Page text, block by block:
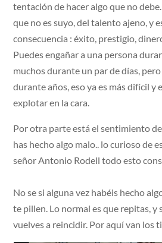
tentación de hacer algo que no
que no es suyo, del talento ajeno, y
consecuencia : éxito, prestigio,
Puedes engañar a una persona
muchos durante un par de días,
durante años, eso ya es más difícil y
explotar en la cara.
Por otra parte está el sentimiento
has hecho algo malo.. lo curioso de
señor Antonio Rodell todo esto
No se si alguna vez habéis hecho
te pillen. Lo normal es que repitas, y
vuelves a reincidir. Por aquí van los